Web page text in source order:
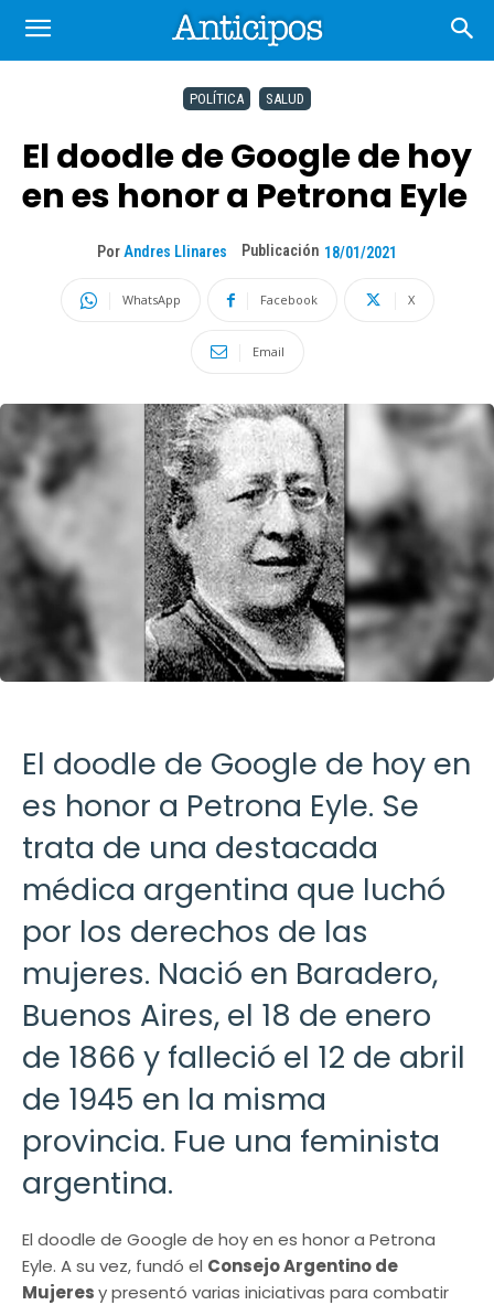
POLÍTICA SALUD
El doodle de Google de hoy
en es honor a Petrona Eyle
Por Andres Llinares Publicación 18/01/2021
WhatsApp Facebook X
Email
El doodle de Google de hoy en
es honor a Petrona Eyle. Se
trata de una destacada
médica argentina que luchó
por los derechos de las
mujeres. Nació en Baradero,
Buenos Aires, el 18 de enero
de 1866 y falleció el 12 de abril
de 1945 en la misma
provincia. Fue una feminista
argentina.
El doodle de Google de hoy en es honor a Petrona
Eyle. A su vez, fundó el Consejo Argentino de
Mujeresy presentó varias iniciativas para combatir